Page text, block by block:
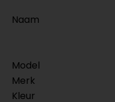
Naam
Model
Merk
Kleur